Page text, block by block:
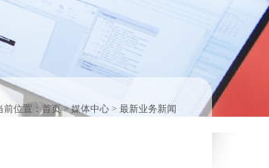
前位置：首页>媒体中心 > 最新业务新闻